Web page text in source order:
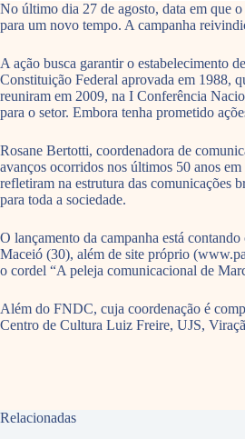
No último dia 27 de agosto, data em que
para um novo tempo. A campanha
A ação busca garantir o estabelecimento
Constituição Federal aprovada em 1988,
reuniram em 2009, na I Conferência
para o setor. Embora tenha prometido
Rosane Bertotti, coordenadora de
avanços ocorridos nos últimos 50 anos
refletiram na estrutura das comunicações
para toda a sociedade.
O lançamento da campanha está
Maceió (30), além de site próprio
o cordel “A peleja comunicacional de
Além do FNDC, cuja coordenação é
Centro de Cultura Luiz Freire, UJS,
Relacionadas